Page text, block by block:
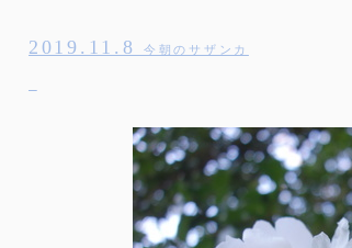
2019.11.8 今朝のサザンカ